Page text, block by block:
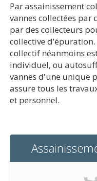
Par assainissement
vannes collectées par
par des collecteurs
collective d'épuration.
collectif néanmoins
individuel, ou
vannes d'une unique
assure tous les
et personnel.